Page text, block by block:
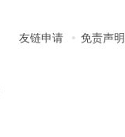
友链申请 免责声明